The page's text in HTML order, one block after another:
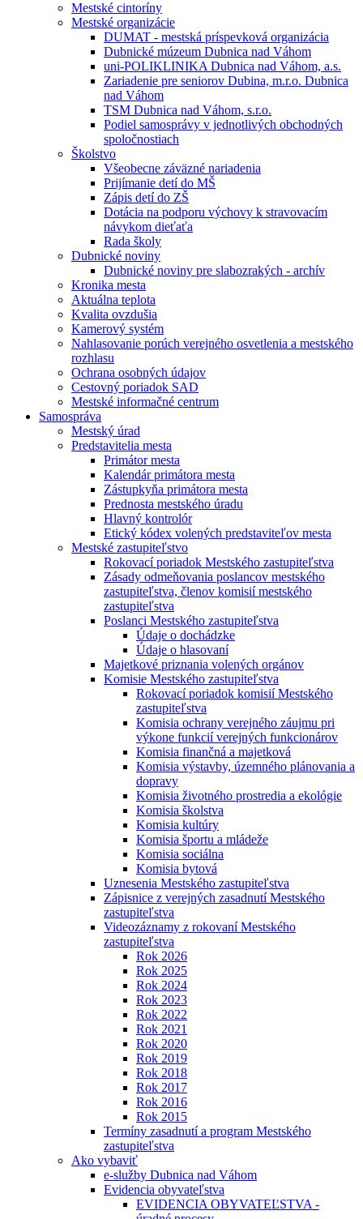
Mestské cintoríny
Mestské organizácie
DUMAT - mestská príspevková organizácia
Dubnické múzeum Dubnica nad Váhom
uni-POLIKLINIKA Dubnica nad Váhom, a.s.
Zariadenie pre seniorov Dubina, m.r.o. Dubnica
nad Váhom
TSM Dubnica nad Váhom, s.r.o.
Podiel samosprávy v jednotlivých obchodných
spoločnostiach
Školstvo
Všeobecne záväzné nariadenia
Prijímanie detí do MŠ
Zápis detí do ZŠ
Dotácia na podporu výchovy k stravovacím
návykom dieťaťa
Rada školy
Dubnické noviny
Dubnické noviny pre slabozrakých - archív
Kronika mesta
Aktuálna teplota
Kvalita ovzdušia
Kamerový systém
Nahlasovanie porúch verejného osvetlenia a mestského
rozhlasu
Ochrana osobných údajov
Cestovný poriadok SAD
Mestské informačné centrum
Samospráva
Mestský úrad
Predstavitelia mesta
Primátor mesta
Kalendár primátora mesta
Zástupkyňa primátora mesta
Prednosta mestského úradu
Hlavný kontrolór
Etický kódex volených predstaviteľov mesta
Mestské zastupiteľstvo
Rokovací poriadok Mestského zastupiteľstva
Zásady odmeňovania poslancov mestského
zastupiteľstva, členov komisií mestského
zastupiteľstva
Poslanci Mestského zastupiteľstva
Údaje o dochádzke
Údaje o hlasovaní
Majetkové priznania volených orgánov
Komisie Mestského zastupiteľstva
Rokovací poriadok komisií Mestského
zastupiteľstva
Komisia ochrany verejného záujmu pri
výkone funkcií verejných funkcionárov
Komisia finančná a majetková
Komisia výstavby, územného plánovania a
dopravy
Komisia životného prostredia a ekológie
Komisia školstva
Komisia kultúry
Komisia športu a mládeže
Komisia sociálna
Komisia bytová
Uznesenia Mestského zastupiteľstva
Zápisnice z verejných zasadnutí Mestského
zastupiteľstva
Videozáznamy z rokovaní Mestského
zastupiteľstva
Rok 2026
Rok 2025
Rok 2024
Rok 2023
Rok 2022
Rok 2021
Rok 2020
Rok 2019
Rok 2018
Rok 2017
Rok 2016
Rok 2015
Termíny zasadnutí a program Mestského
zastupiteľstva
Ako vybaviť
e-služby Dubnica nad Váhom
Evidencia obyvateľstva
EVIDENCIA OBYVATEĽSTVA -